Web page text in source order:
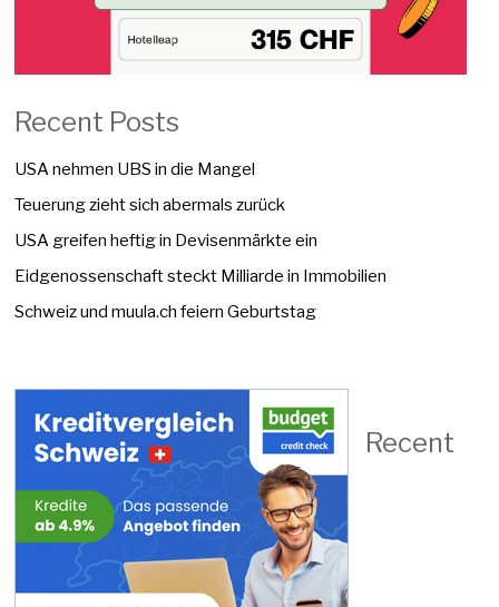
Recent Posts
USA nehmen UBS in die Mangel
Teuerung zieht sich abermals zurück
USA greifen heftig in Devisenmärkte ein
Eidgenossenschaft steckt Milliarde in Immobilien
Schweiz und muula.ch feiern Geburtstag
Recent